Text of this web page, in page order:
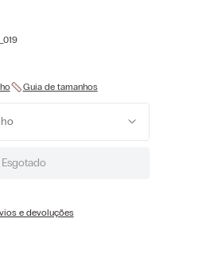
Esgotado
e devoluções